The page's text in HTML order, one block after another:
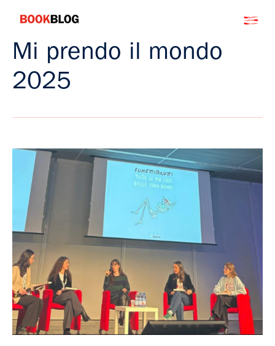
contenuto
Bookblog
Mi prendo il mondo
2025